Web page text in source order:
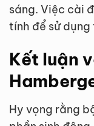
sáng. Việc cài
tính để sử
Kết luận
Hy vọng rằng